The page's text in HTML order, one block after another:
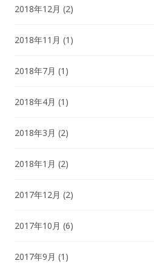
2018年12月 (2)
2018年11月 (1)
2018年7月 (1)
2018年4月 (1)
2018年3月 (2)
2018年1月 (2)
2017年12月 (2)
2017年10月 (6)
2017年9月 (1)